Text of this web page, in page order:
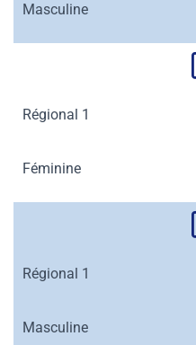
Masculine
Régional 1
Féminine
Régional 1
Masculine